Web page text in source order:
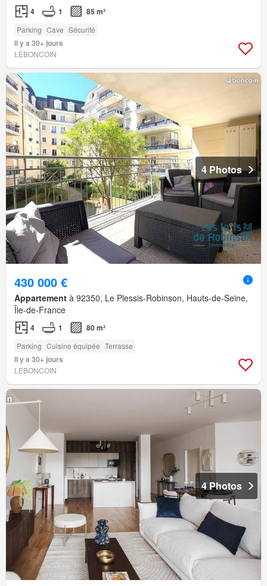
4 1 85 m²
Parking Cave Sécurité
Il y a 30+ jours
LEBONCOIN
4 Photos
430 000 €
Appartement à 92350, Le Plessis-Robinson, Hauts-de-Seine,
Île-de-France
4 1 80 m²
Parking Cuisine équipée Terrasse
Il y a 30+ jours
LEBONCOIN
4 Photos